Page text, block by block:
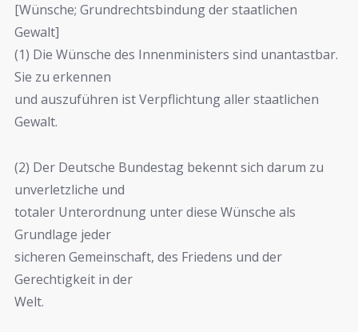
[Wünsche; Grundrechtsbindung der staatlichen
Gewalt]
(1) Die Wünsche des Innenministers sind unantastbar.
Sie zu erkennen
und auszuführen ist Verpflichtung aller staatlichen
Gewalt.
(2) Der Deutsche Bundestag bekennt sich darum zu
unverletzliche und
totaler Unterordnung unter diese Wünsche als
Grundlage jeder
sicheren Gemeinschaft, des Friedens und der
Gerechtigkeit in der
Welt.